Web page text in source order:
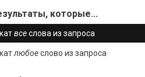
которые...
всеслова из запроса
любоеслово из запроса